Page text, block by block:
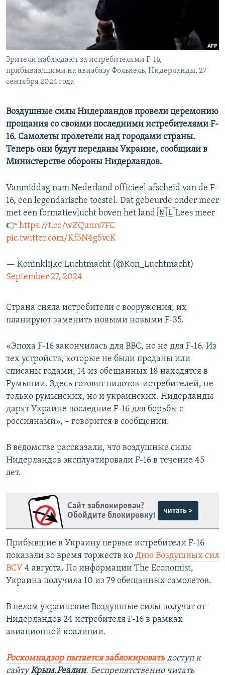
ПОБЕДИТЕЛЕЙ НЕ СУДЯТ?
УКРАИНСКАЯ ПРОБЛЕМА КРЫМА
ПРИСОЕДИНЯЙТЕСЬ!
Все сайты RFE/RL
Зрители наблюдают за истребителями F-16,
прибывающими на авиабазу Фолькель, Нидерланды, 27
сентября 2024 года
Воздушные силы Нидерландов провели церемонию
прощания со своими последними истребителями F-
16. Самолеты пролетели над городами страны.
Теперь они будут переданы Украине, сообщили в
Министерстве обороны Нидерландов.
Vanmiddag nam Nederland officieel afscheid van de F-
16, een legendarische toestel. Dat gebeurde onder meer
met een formatievlucht boven het land 🇳🇱Lees meer
👉 https://t.co/wZQunrs7FC
pic.twitter.com/Kf5N4g5vcK
— Koninklijke Luchtmacht (@Kon_Luchtmacht)
September 27, 2024
Страна сняла истребители с вооружения, их
планируют заменить новыми новыми F-35.
«Эпоха F-16 закончилась для ВВС, но не для F-16. Из
тех устройств, которые не были проданы или
списаны годами, 14 из обещанных 18 находятся в
Румынии. Здесь готовят пилотов-истребителей, не
только румынских, но и украинских. Нидерланды
дарят Украине последние F-16 для борьбы с
россиянами», – говорится в сообщении.
В ведомстве рассказали, что воздушные силы
Нидерландов эксплуатировали F-16 в течение 45
лет.
Сайт заблокирован?
Обойдите блокировку!
читать >
Прибывшие в Украину первые истребители F-16
показали во время торжеств ко Дню Воздушных сил
ВСУ 4 августа. По информации The Economist,
Украина получила 10 из 79 обещанных самолетов.
В целом украинские Воздушные силы получат от
Нидерландов 24 истребителя F-16 в рамках
авиационной коалиции.
Роскомнадзор пытается заблокировать доступ к
сайтуКрым.Реалии. Беспрепятственно читать